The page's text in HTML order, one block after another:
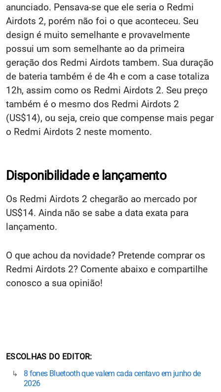
anunciado. Pensava-se que ele seria o Redmi
Airdots 2, porém não foi o que aconteceu. Seu
design é muito semelhante e provavelmente
possui um som semelhante ao da primeira
geração dos Redmi Airdots tambem. Sua duração
de bateria também é de 4h e com a case totaliza
12h, assim como os Redmi Airdots 2. Seu preço
também é o mesmo dos Redmi Airdots 2
(US$14), ou seja, creio que compense mais pegar
o Redmi Airdots 2 neste momento.
Disponibilidade e lançamento
Os Redmi Airdots 2 chegarão ao mercado por
US$14. Ainda não se sabe a data exata para
lançamento.
O que achou da novidade? Pretende comprar os
Redmi Airdots 2? Comente abaixo e compartilhe
conosco a sua opinião!
ESCOLHAS DO EDITOR
8 fones Bluetooth que valem cada centavo em junho de
2026